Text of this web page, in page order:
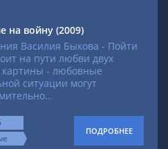
на войну (2009)
Василия Быкова - Пойти
на пути любви двух
- любовные
ситуации могут
ПОДРОБНЕЕ